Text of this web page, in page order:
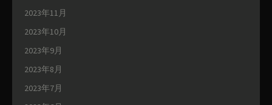
2023年11月
2023年10月
2023年9月
2023年8月
2023年7月